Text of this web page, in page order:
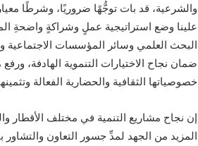
والشرعية، قد بات توجُّهًا ضروريًا، وشرطًا
علينا وضع استراتيجية عملٍ وشراكةٍ واضحةِ
البحث العلمي وسائر المؤسسات الاجتماعية
ضمان نجاح الاختيارات التنموية الهادفة،
خصوصياتها الثقافية والحضارية الفعالة
إن نجاح مشاريع التنمية في مختلف الأقطار
المزيد من الجهد لمدِّ جسور التعاون والتشاور